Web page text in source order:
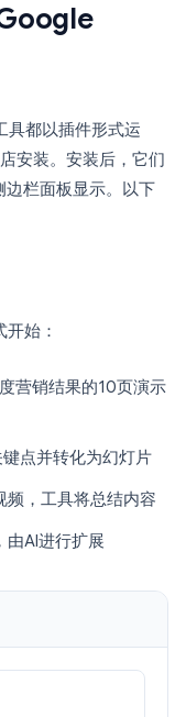
具都以插件形式运
安装。安装后，它们
边栏面板显示。以下
始：
营销结果的10页演示
键点并转化为幻灯片
频，工具将总结内容
由AI进行扩展